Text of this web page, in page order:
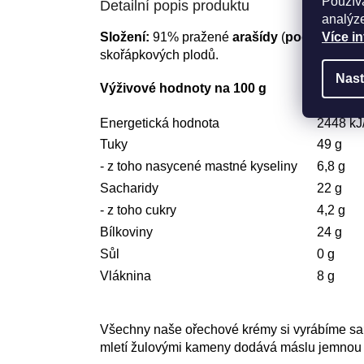
Více
Detailní popis produktu
Složení: 91% pražené arašídy (podzemnice
skořápkových plodů.
Výživové hodnoty na 100 g
Energetická hodnota
2448
Tuky
49 g
- z toho nasycené mastné kyseliny
6,8 g
Sacharidy
22 g
- z toho cukry
4,2 g
Bílkoviny
24 g
Sůl
0 g
Vláknina
8 g
Všechny naše ořechové krémy si vyrábíme
mletí žulovými kameny dodává máslu